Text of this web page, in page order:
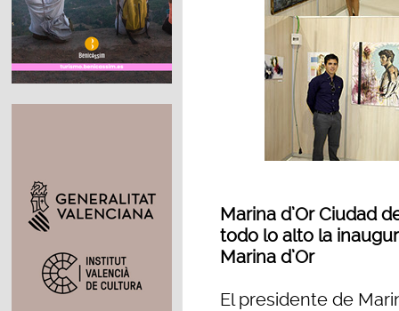
Marina d’Or Ciudad
todo lo alto la
Marina d’Or
El presidente de